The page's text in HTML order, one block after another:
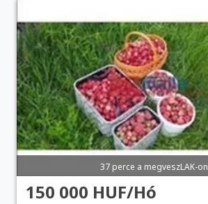
37 perce a megveszLAK-on
150 000 HUF/Hó